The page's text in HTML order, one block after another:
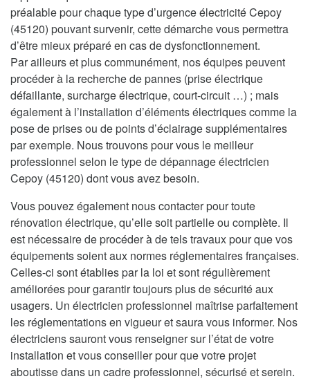
préalable pour chaque type d’urgence électricité Cepoy
(45120) pouvant survenir, cette démarche vous permettra
d’être mieux préparé en cas de dysfonctionnement.
Par ailleurs et plus communément, nos équipes peuvent
procéder à la recherche de pannes (prise électrique
défaillante, surcharge électrique, court-circuit …) ; mais
également à l’installation d’éléments électriques comme la
pose de prises ou de points d’éclairage supplémentaires
par exemple. Nous trouvons pour vous le meilleur
professionnel selon le type de dépannage électricien
Cepoy (45120) dont vous avez besoin.
Vous pouvez également nous contacter pour toute
rénovation électrique, qu’elle soit partielle ou complète. Il
est nécessaire de procéder à de tels travaux pour que vos
équipements soient aux normes réglementaires françaises.
Celles-ci sont établies par la loi et sont régulièrement
améliorées pour garantir toujours plus de sécurité aux
usagers. Un électricien professionnel maîtrise parfaitement
les réglementations en vigueur et saura vous informer. Nos
électriciens sauront vous renseigner sur l’état de votre
installation et vous conseiller pour que votre projet
aboutisse dans un cadre professionnel, sécurisé et serein.